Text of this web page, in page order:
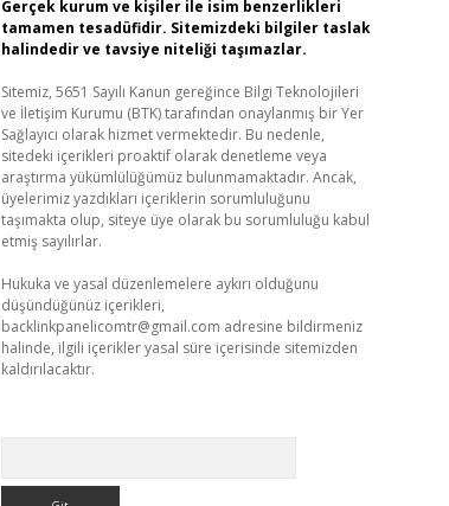
Gerçek kurum ve kişiler ile isim benzerlikleri
tamamen tesadüfidir. Sitemizdeki bilgiler taslak
halindedir ve tavsiye niteliği taşımazlar.
Sitemiz, 5651 Sayılı Kanun gereğince Bilgi Teknolojileri
ve İletişim Kurumu (BTK) tarafından onaylanmış bir Yer
Sağlayıcı olarak hizmet vermektedir. Bu nedenle,
sitedeki içerikleri proaktif olarak denetleme veya
araştırma yükümlülüğümüz bulunmamaktadır. Ancak,
üyelerimiz yazdıkları içeriklerin sorumluluğunu
taşımakta olup, siteye üye olarak bu sorumluluğu kabul
etmiş sayılırlar.
Hukuka ve yasal düzenlemelere aykırı olduğunu
düşündüğünüz içerikleri,
backlinkpanelicomtr@gmail.com adresine bildirmeniz
halinde, ilgili içerikler yasal süre içerisinde sitemizden
kaldırılacaktır.